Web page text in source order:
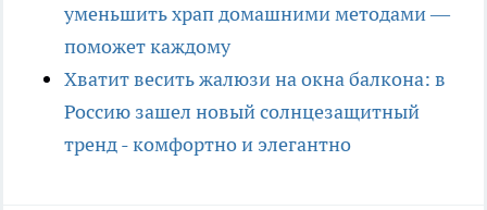
уменьшить храп домашними методами —
поможет каждому
Хватит весить жалюзи на окна балкона: в
Россию зашел новый солнцезащитный
тренд - комфортно и элегантно